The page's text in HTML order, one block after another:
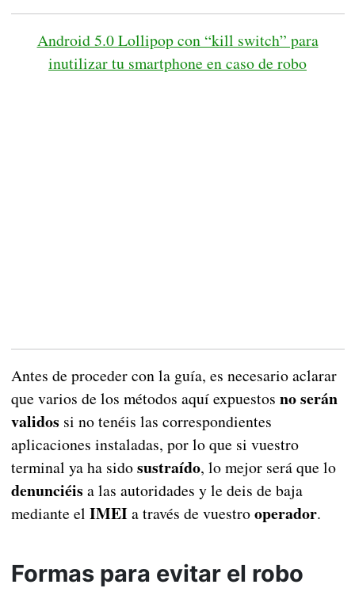
Android 5.0 Lollipop con “kill switch” para
inutilizar tu smartphone en caso de robo
Antes de proceder con la guía, es necesario aclarar
que varios de los métodos aquí expuestos no serán
validos si no tenéis las correspondientes
aplicaciones instaladas, por lo que si vuestro
terminal ya ha sidosustraído, lo mejor será que lo
denunciéis a las autoridades y le deis de baja
mediante el IMEIa través de vuestrooperador.
Formas para evitar el robo